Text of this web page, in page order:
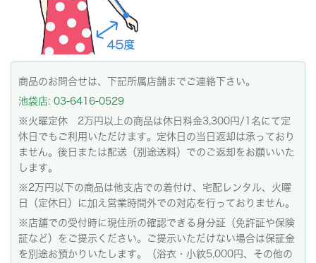
商品のお問合せは、下記所属店舗までご連絡下さい。
池袋店: 03-6416-0529
※火曜定休 2万円以上の商品は休日料金3,300円/1名にて定
休日でもご利用いただけます。定休日の当日返却は承っており
ません。後日または配送（別途送料）でのご返却をお願いいた
します。
※2万円以下の商品は他支店での着付け、宅配レンタル、火曜
日（定休日）に加え営業時間外での対応を行っておりません。
※店舗での受付時に現住所の確認できる身分証（免許証や保険
証など）をご提示ください。ご提示いただけない場合は保証金
を別途お預かりいたします。（浴衣・小紋5,000円、その他の